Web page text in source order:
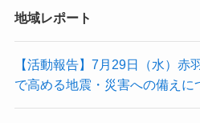
地域レポート
【活動報告】7月29日（水）赤
で高める地震・災害への備えに